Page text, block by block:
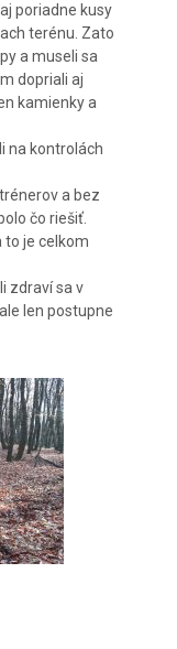
poriadne kusy
terénu. Zato
a museli sa
dopriali aj
kamienky a
na kontrolách
a bez
čo riešiť.
to je celkom
zdraví sa v
len postupne